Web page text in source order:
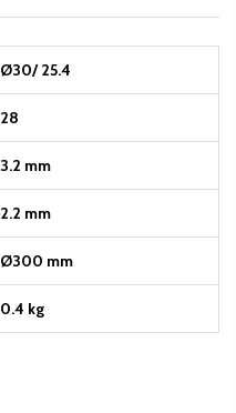
Ø30/ 25.4
28
3.2 mm
2.2 mm
Ø300 mm
0.4 kg